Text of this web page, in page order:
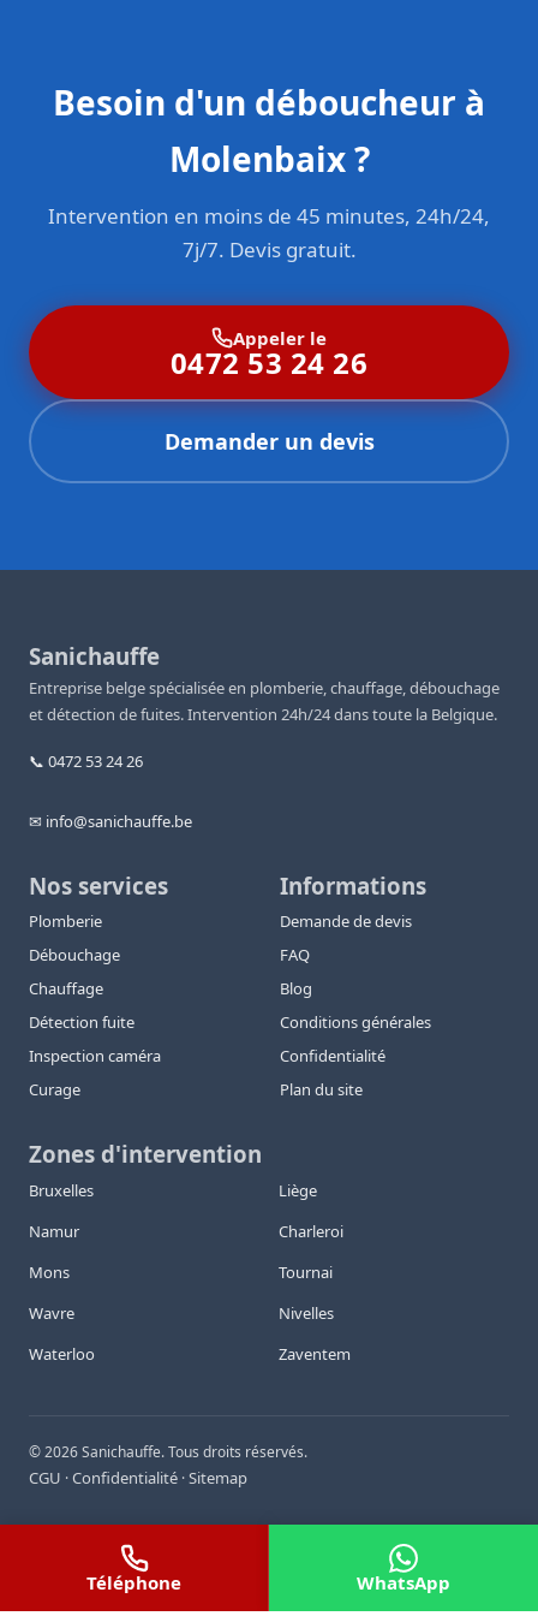
Besoin d'un déboucheur à
Molenbaix ?
Intervention en moins de 45 minutes, 24h/24,
7j/7. Devis gratuit.
Appeler le
0472 53 24 26
Demander un devis
Sanichauffe
Entreprise belge spécialisée en plomberie, chauffage, débouchage
et détection de fuites. Intervention 24h/24 dans toute la Belgique.
📞 0472 53 24 26
✉ info@sanichauffe.be
Nos services
Plomberie
Débouchage
Chauffage
Détection fuite
Inspection caméra
Curage
Informations
Demande de devis
FAQ
Blog
Conditions générales
Confidentialité
Plan du site
Zones d'intervention
Bruxelles
Liège
Namur
Charleroi
Mons
Tournai
Wavre
Nivelles
Waterloo
Zaventem
©2026Sanichauffe. Tous droits réservés.
CGU ·Confidentialité ·Sitemap